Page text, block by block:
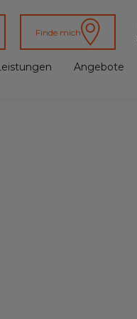
Finde mich
Angebote